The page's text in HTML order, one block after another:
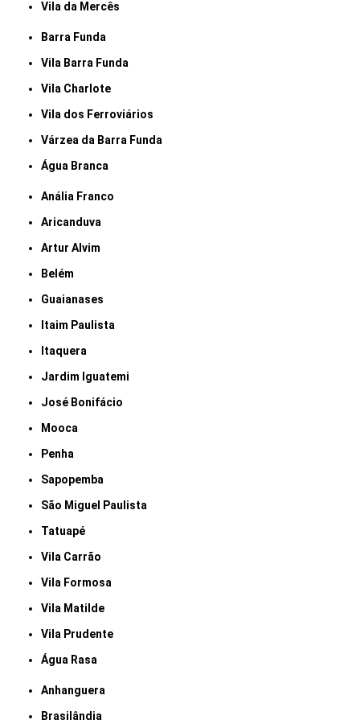
Vila da Mercês
Barra Funda
Vila Barra Funda
Vila Charlote
Vila dos Ferroviários
Várzea da Barra Funda
Água Branca
Anália Franco
Aricanduva
Artur Alvim
Belém
Guaianases
Itaim Paulista
Itaquera
Jardim Iguatemi
José Bonifácio
Mooca
Penha
Sapopemba
São Miguel Paulista
Tatuapé
Vila Carrão
Vila Formosa
Vila Matilde
Vila Prudente
Água Rasa
Anhanguera
Brasilândia